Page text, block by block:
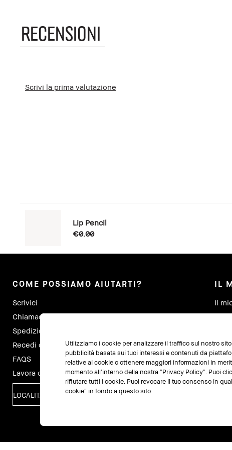
RECENSIONI
Scrivi la prima valutazione
Lip Pencil
€0.00
COME POSSIAMO AIUTARTI?
Scrivici
Chiamaci al +390294751216
Spedizioni e Resi
Recedi dal contratto qui
FAQS
Lavora con noi
LOCALITÀ
IL
Il
I
Utilizziamo i cookie per analizzare il traffico sul nostro
pubblicità basata sui tuoi interessi e contenuti da
relative ai cookie o ottenere maggiori informazioni in
momento all’interno della nostra “Privacy Policy”. Puoi
rifiutare tutti i cookie. Puoi revocare il tuo consenso in
cookie” in fondo a questo sito.